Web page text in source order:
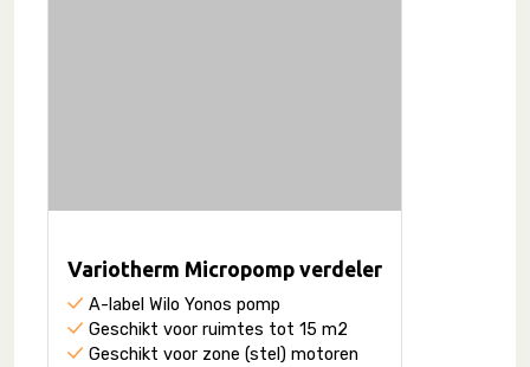
Variotherm Micropomp verdeler
A-label Wilo Yonos pomp
Geschikt voor ruimtes tot 15 m2
Geschikt voor zone (stel) motoren